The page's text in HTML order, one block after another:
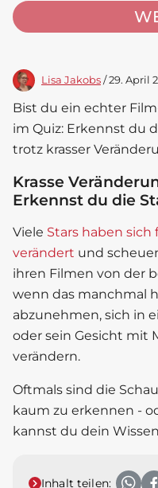
Lisa Jakobs / 29. April
Bist du ein echter
im Quiz: Erkennst du
trotz krasser
Krasse
Erkennst du die
Viele Stars haben sich
verändert und
ihren Filmen von der
wenn das manchmal
abzunehmen, sich in
oder sein Gesicht mit
verändern.
Oftmals sind die
kaum zu erkennen -
kannst du dein
Inhalt teilen: